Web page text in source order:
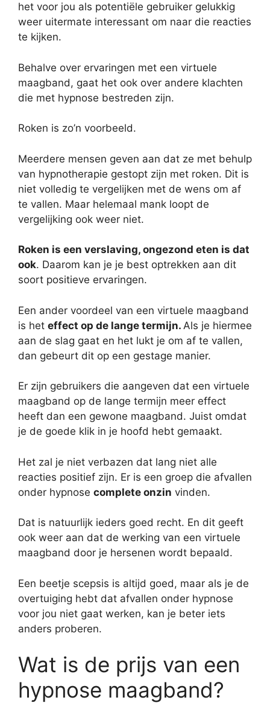
het voor jou als potentiële gebruiker gelukkig
weer uitermate interessant om naar die reacties
te kijken.
Behalve over ervaringen met een virtuele
maagband, gaat het ook over andere klachten
die met hypnose bestreden zijn.
Roken is zo’n voorbeeld.
Meerdere mensen geven aan dat ze met behulp
van hypnotherapie gestopt zijn met roken. Dit is
niet volledig te vergelijken met de wens om af
te vallen. Maar helemaal mank loopt de
vergelijking ook weer niet.
Roken is een verslaving, ongezond eten is dat
ook. Daarom kan je je best optrekken aan dit
soort positieve ervaringen.
Een ander voordeel van een virtuele maagband
is het effect op de lange termijn. Als je hiermee
aan de slag gaat en het lukt je om af te vallen,
dan gebeurt dit op een gestage manier.
Er zijn gebruikers die aangeven dat een virtuele
maagband op de lange termijn meer effect
heeft dan een gewone maagband. Juist omdat
je de goede klik in je hoofd hebt gemaakt.
Het zal je niet verbazen dat lang niet alle
reacties positief zijn. Er is een groep die afvallen
onder hypnose complete onzin vinden.
Dat is natuurlijk ieders goed recht. En dit geeft
ook weer aan dat de werking van een virtuele
maagband door je hersenen wordt bepaald.
Een beetje scepsis is altijd goed, maar als je de
overtuiging hebt dat afvallen onder hypnose
voor jou niet gaat werken, kan je beter iets
anders proberen.
Wat is de prijs van een
hypnose maagband?